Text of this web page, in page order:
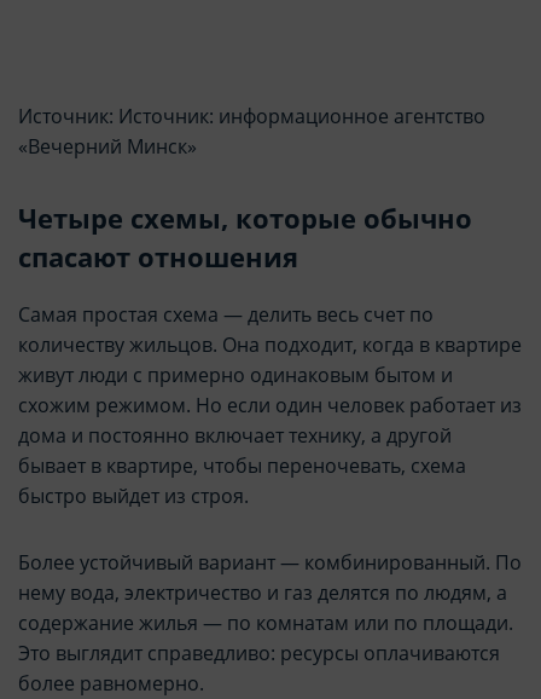
Источник: Источник: информационное агентство
«Вечерний Минск»
Четыре схемы, которые обычно
спасают отношения
Самая простая схема — делить весь счет по
количеству жильцов. Она подходит, когда в квартире
живут люди с примерно одинаковым бытом и
схожим режимом. Но если один человек работает из
дома и постоянно включает технику, а другой
бывает в квартире, чтобы переночевать, схема
быстро выйдет из строя.
Более устойчивый вариант — комбинированный. По
нему вода, электричество и газ делятся по людям, а
содержание жилья — по комнатам или по площади.
Это выглядит справедливо: ресурсы оплачиваются
более равномерно.